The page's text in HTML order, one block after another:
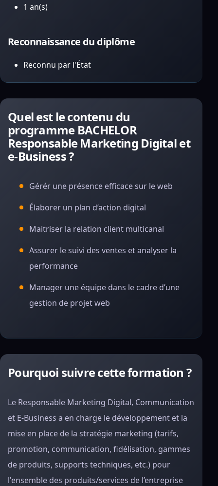
1 an(s)
Reconnaissance du diplôme
Reconnu par l'État
Quel est le contenu du
programme BACHELOR
Responsable Marketing Digital et
e-Business ?
Gérér une présence efficace sur le web
Élaborer un plan d’action digital
Maitriser la relation client multicanal
Assurer le suivi des ventes et analyser la
performance
Manager une équipe dans le cadre d’une
gestion de projet web
Pourquoi suivre cette formation ?
Le Responsable Marketing Digital, Communication
et E-Business a en charge le développement et la
mise en place de la stratégie marketing (tarifs,
promotion, communication, fidélisation, gammes
de produits, supports techniques, etc.) pour
l'ensemble des produits/services de l’entreprise